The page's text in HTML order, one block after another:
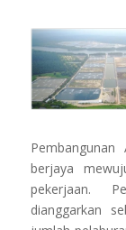
berjaya
pekerjaan.
dianggarkan